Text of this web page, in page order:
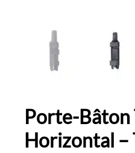
Porte-Bâton
Horizontal –